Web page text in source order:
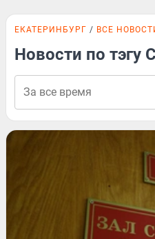
ЕКАТЕРИНБУРГ ВСЕ
Новости по тэгу